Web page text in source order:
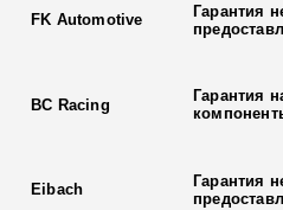
FK Automotive
Гарантия
BC Racing
Гарантия
Eibach
Гарантия